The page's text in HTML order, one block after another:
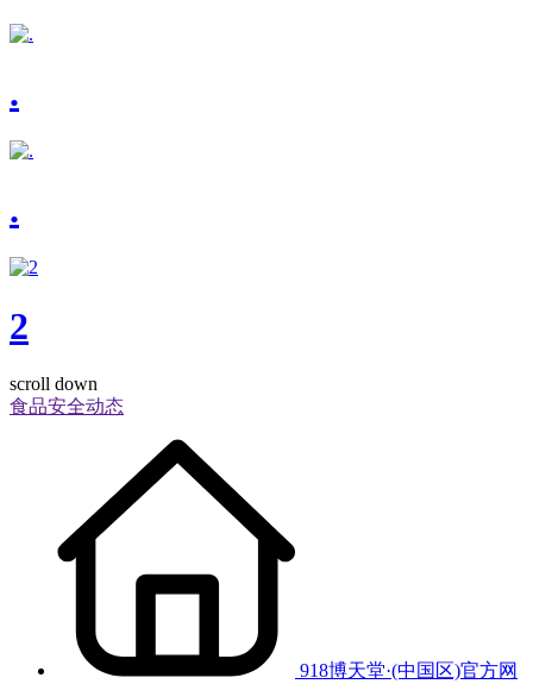
.
.
2
scroll down
食品安全动态
918博天堂·(中国区)官方网